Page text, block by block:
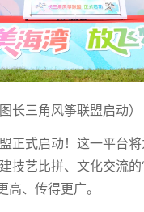
图长三角风筝联盟启动）
正式启动！这一平台
技艺比拼、文化交流的
高、传得更广。